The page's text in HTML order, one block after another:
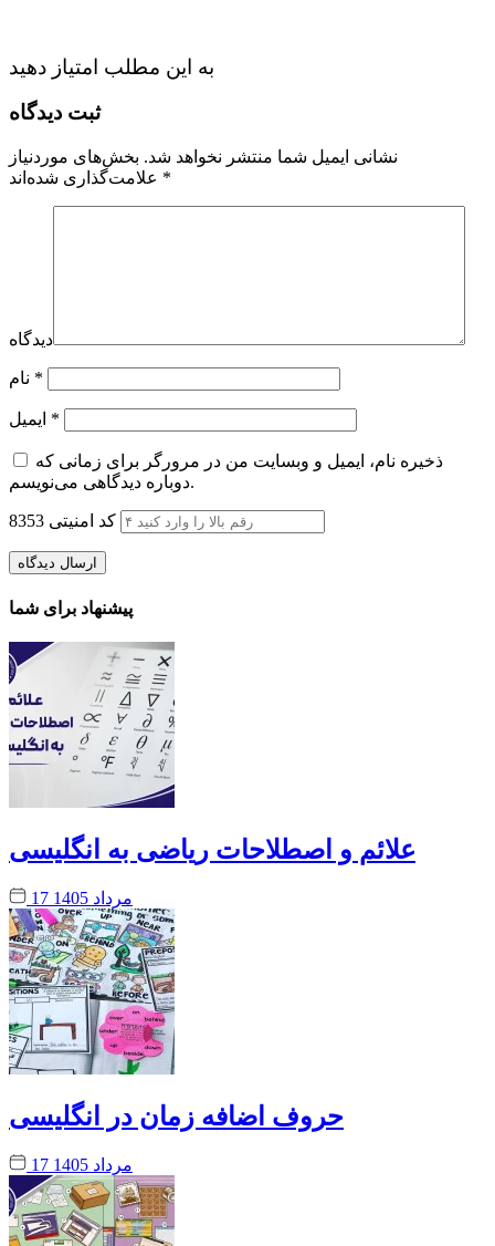
به این مطلب امتیاز دهید
ثبت دیدگاه
نشانی ایمیل شما منتشر نخواهد شد. بخش‌های موردنیاز
*
دیدگاه
*
*
ذخیره نام، ایمیل و وبسایت من در مرورگر برای زمانی که
دوباره دیدگاهی می‌نویسم.
کد امنیتی 8353
پیشنهاد برای شما
علائم و اصطلاحات ریاضی به انگلیسی
17 مرداد 1405
حروف اضافه زمان در انگلیسی
17 مرداد 1405